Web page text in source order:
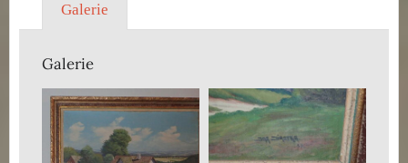
Galerie
Galerie